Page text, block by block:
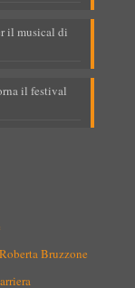
il musical di
il festival
Bruzzone